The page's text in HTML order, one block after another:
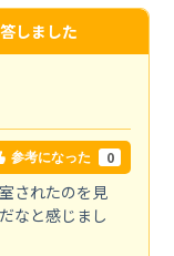
しました
参考になった 0
されたのを見
なと感じまし